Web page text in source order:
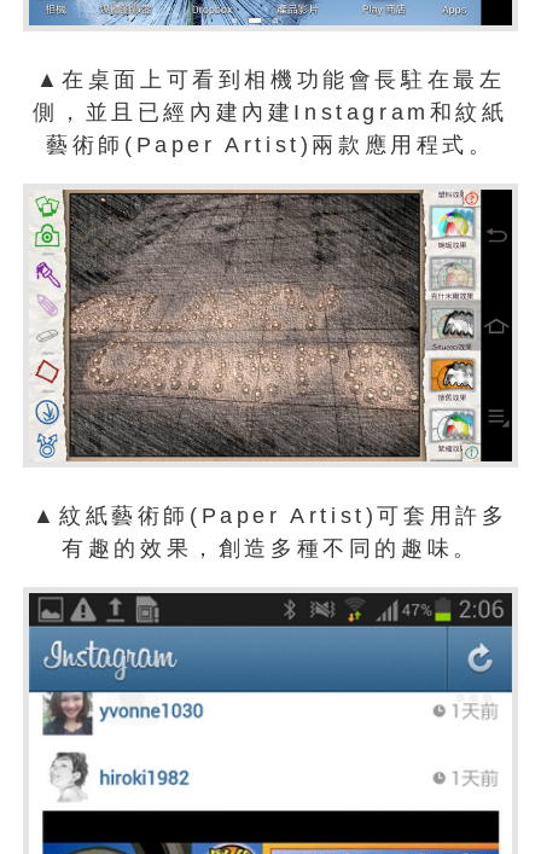
▲在桌面上可看到相機功能會長駐在最左
側，並且已經內建內建Instagram和紋紙
藝術師(Paper Artist)兩款應用程式。
▲紋紙藝術師(Paper Artist)可套用許多
有趣的效果，創造多種不同的趣味。